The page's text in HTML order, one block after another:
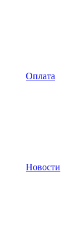
Оплата
Новости